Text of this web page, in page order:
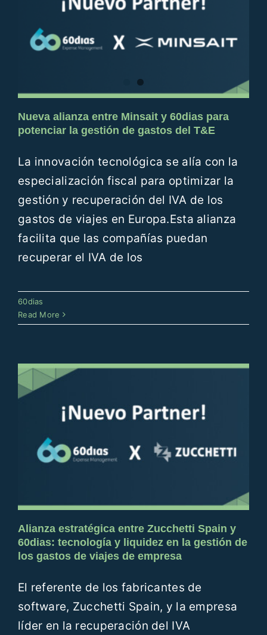
Contáctanos
ES
Nueva alianza entre Minsait y 60dias para
potenciar la gestión de gastos del T&E
La innovación tecnológica se alía con la
especialización fiscal para optimizar la
gestión y recuperación del IVA de los
gastos de viajes en Europa.Esta alianza
facilita que las compañías puedan
recuperar el IVA de los
60dias
Read More
Alianza estratégica entre
de los gastos de viajes de
empresa
Alianza estratégica entre Zucchetti Spain y
60dias: tecnología y liquidez en la gestión de
los gastos de viajes de empresa
El referente de los fabricantes de
software, Zucchetti Spain, y la empresa
líder en la recuperación del IVA